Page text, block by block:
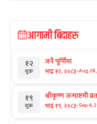
आगामी बिदाहरु
१२
शुक्र
जनै पूर्णिमा
भाद्र १२, २०८३-Aug
१९
शुक्र
श्रीकृष्ण जन्माष्टमी व्रत
भाद्र १९, २०८३-Sep 4,